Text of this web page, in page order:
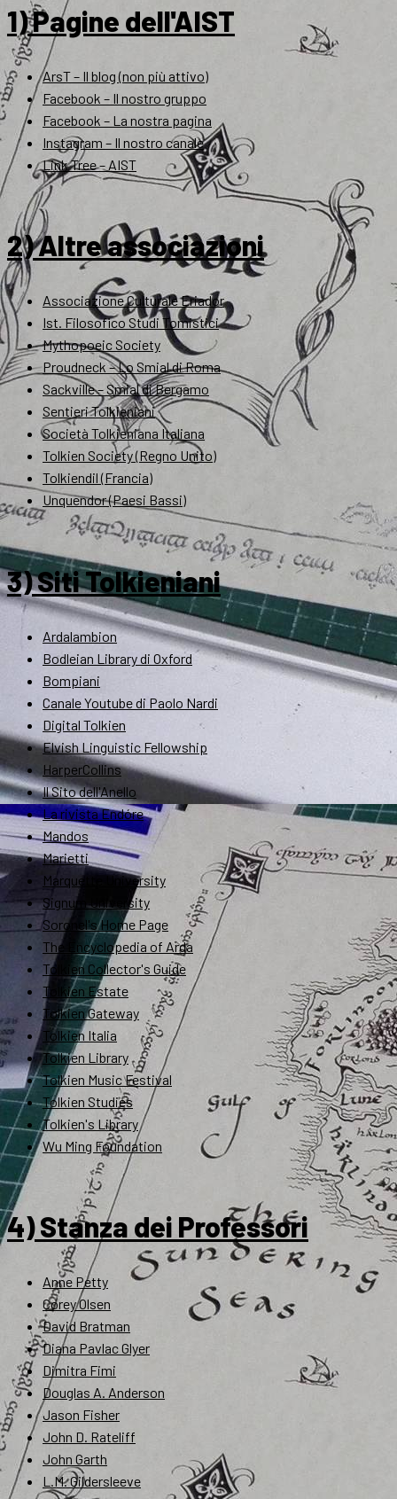
1) Pagine dell'AIST
ArsT – Il blog (non più attivo)
Facebook – Il nostro gruppo
Facebook – La nostra pagina
Instagram – Il nostro canale
Link Tree – AIST
2) Altre associazioni
Associazione Culturale Eriador
Ist. Filosofico Studi Tomistici
Mythopoeic Society
Proudneck – Lo Smial di Roma
Sackville – Smial di Bergamo
Sentieri Tolkieniani
Società Tolkieniana Italiana
Tolkien Society (Regno Unito)
Tolkiendil (Francia)
Unquendor (Paesi Bassi)
3) Siti Tolkieniani
Ardalambion
Bodleian Library di Oxford
Bompiani
Canale Youtube di Paolo Nardi
Digital Tolkien
Elvish Linguistic Fellowship
HarperCollins
Il Sito dell'Anello
La rivista Endóre
Mandos
Marietti
Marquette University
Signum University
Soronel's Home Page
The Encyclopedia of Arda
Tolkien Collector's Guide
Tolkien Estate
Tolkien Gateway
Tolkien Italia
Tolkien Library
Tolkien Music Festival
Tolkien Studies
Tolkien's Library
Wu Ming Foundation
4) Stanza dei Professori
Anne Petty
Corey Olsen
David Bratman
Diana Pavlac Glyer
Dimitra Fimi
Douglas A. Anderson
Jason Fisher
John D. Rateliff
John Garth
L.M. Gildersleeve